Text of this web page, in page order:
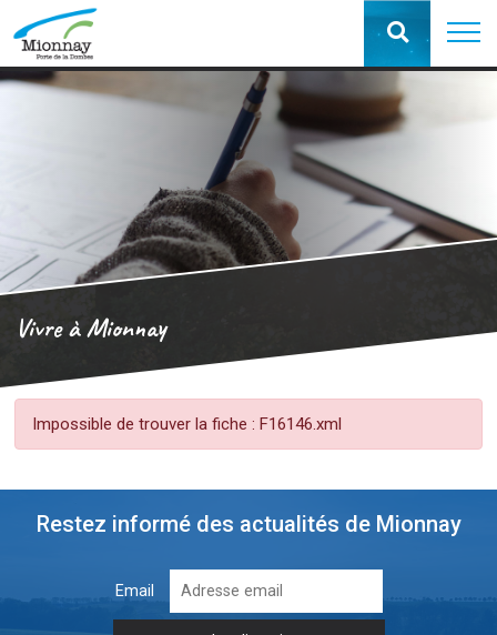
Vivre à Mionnay
Impossible de trouver la fiche : F16146.xml
Restez informé des actualités de Mionnay
Email